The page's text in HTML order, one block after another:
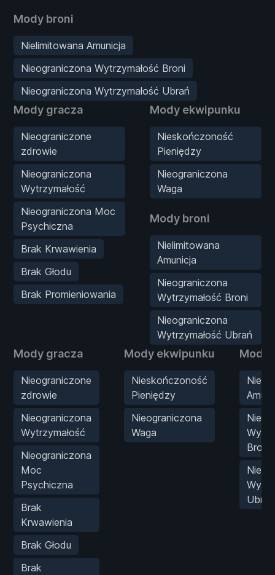
Mody broni
Nielimitowana Amunicja
Nieograniczona Wytrzymałość Broni
Nieograniczona Wytrzymałość Ubrań
Mody gracza
Nieograniczone
zdrowie
Nieograniczona
Wytrzymałość
Nieograniczona Moc
Psychiczna
Brak Krwawienia
Brak Głodu
Brak Promieniowania
Mody ekwipunku
Nieskończoność
Pieniędzy
Nieograniczona
Waga
Mody broni
Nielimitowana
Amunicja
Nieograniczona
Wytrzymałość Broni
Nieograniczona
Wytrzymałość Ubrań
Mody gracza
Nieograniczone
zdrowie
Nieograniczona
Wytrzymałość
Nieograniczona
Moc
Psychiczna
Brak
Krwawienia
Brak Głodu
Brak
Mody ekwipunku
Nieskończoność
Pieniędzy
Nieograniczona
Waga
Mody
Broni
Ubrań